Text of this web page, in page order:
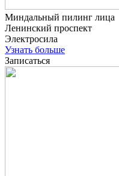
Миндальный пилинг лица
Ленинский проспект
Электросила
Узнать больше
Записаться